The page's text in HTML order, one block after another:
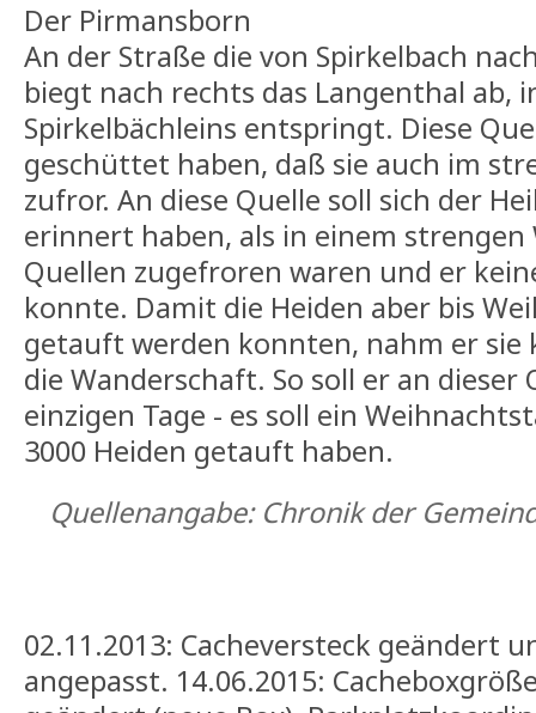
Der Pirmansborn
An der Straße die von Spirkelbach
biegt nach rechts das Langenthal ab,
Spirkelbächleins entspringt. Diese
geschüttet haben, daß sie auch im
zufror. An diese Quelle soll sich der
erinnert haben, als in einem
Quellen zugefroren waren und er
konnte. Damit die Heiden aber bis
getauft werden konnten, nahm er
die Wanderschaft. So soll er an dieser
einzigen Tage - es soll ein
3000 Heiden getauft haben.
Quellenangabe: Chronik der
02.11.2013: Cacheversteck geändert
angepasst. 14.06.2015: